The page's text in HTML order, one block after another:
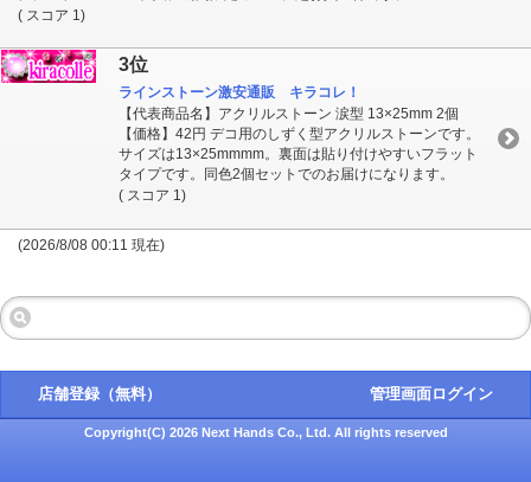
( スコア 1)
3位
ラインストーン激安通販 キラコレ！
【代表商品名】アクリルストーン 涙型 13×25mm 2個
【価格】42円 デコ用のしずく型アクリルストーンです。
サイズは13×25mmmm。裏面は貼り付けやすいフラット
タイプです。同色2個セットでのお届けになります。
( スコア 1)
(2026/8/08 00:11 現在)
店舗登録（無料） 管理画面ログイン
Copyright(C) 2026 Next Hands Co., Ltd. All rights reserved